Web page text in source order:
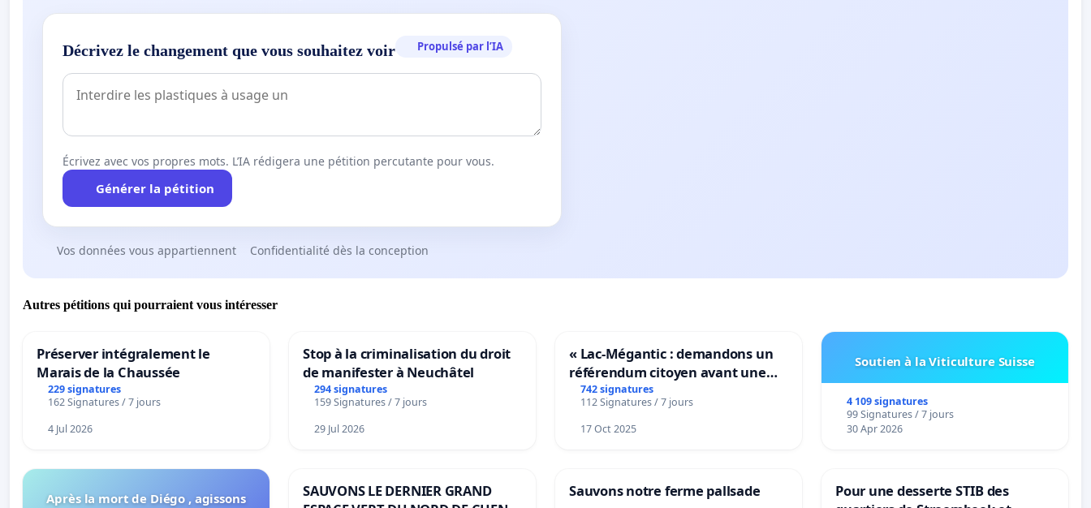
Décrivez le changement que vous souhaitez voir Propulsé par l’IA
Écrivez avec vos propres mots. L’IA rédigera une pétition percutante pour vous.
Générer la pétition
Vos données vous appartiennent Confidentialité dès la conception
Autres pétitions qui pourraient vous intéresser
Préserver intégralement le
Marais de la Chaussée
229 signatures
162 Signatures / 7 jours
4 Jul 2026
Stop à la criminalisation du droit
de manifester à Neuchâtel
294 signatures
159 Signatures / 7 jours
29 Jul 2026
« Lac-Mégantic : demandons un
référendum citoyen avant une
transformation irréversible de
notre territoire »
742 signatures
112 Signatures / 7 jours
17 Oct 2025
Soutien à la Viticulture Suisse
4 109 signatures
99 Signatures / 7 jours
30 Apr 2026
Après la mort de Diégo , agissons
SAUVONS LE DERNIER GRAND
Sauvons notre ferme pallsade
Pour une desserte STIB des